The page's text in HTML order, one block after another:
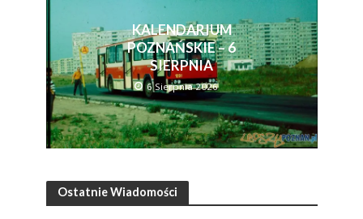
KALENDARIUM
POZNAŃSKIE – 6
SIERPNIA
6 Sierpnia 2026
Ostatnie Wiadomości